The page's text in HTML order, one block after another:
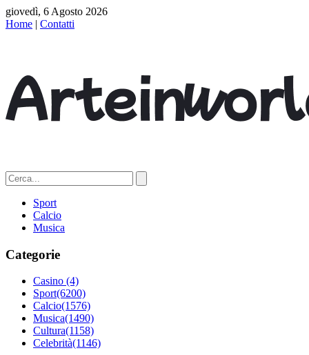
giovedì, 6 Agosto 2026
Home | Contatti
Sport
Calcio
Musica
Categorie
Casino (4)
Sport(6200)
Calcio(1576)
Musica(1490)
Cultura(1158)
Celebrità(1146)